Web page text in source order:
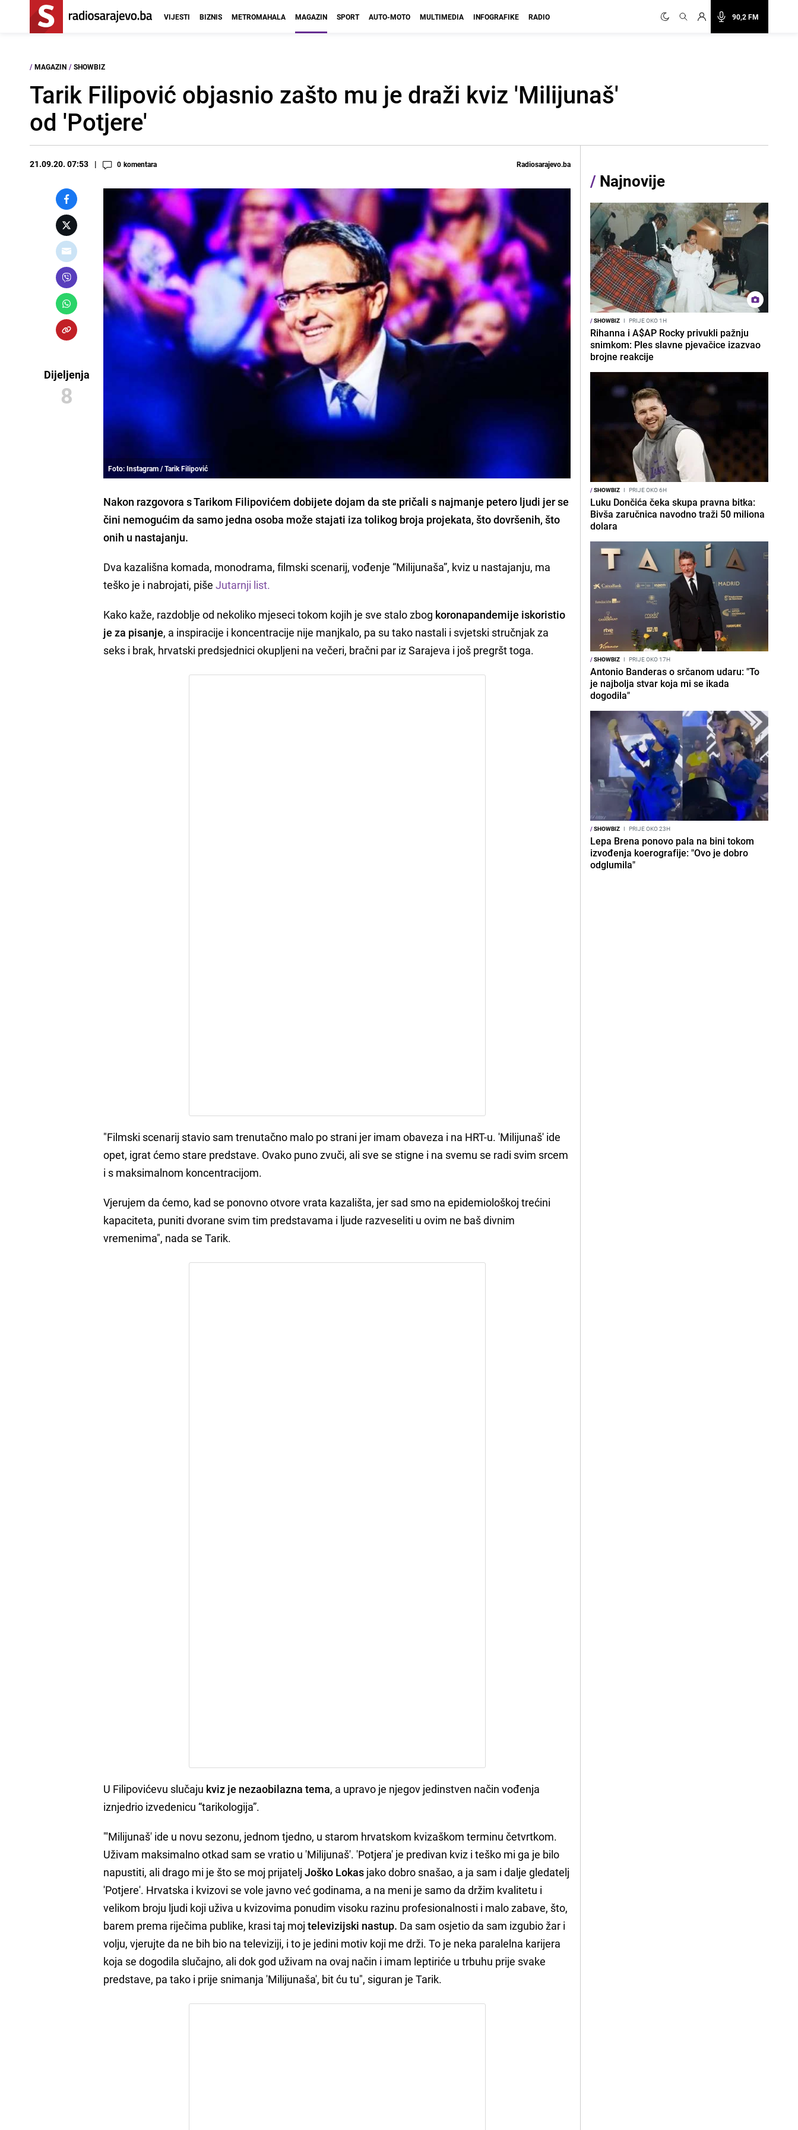
90,2 FM
VIJESTI BIZNIS METROMAHALA MAGAZIN SPORT AUTO-MOTO MULTIMEDIA INFOGRAFIKE RADIO
/ MAGAZIN / SHOWBIZ
Tarik Filipović objasnio zašto mu je draži kviz 'Milijunaš'
od 'Potjere'
21.09.20. 07:53 0 komentara Radiosarajevo.ba
Dijeljenja
8
Foto: Instagram / Tarik Filipović
Nakon razgovora sTarikom Filipovićem dobijete dojam da ste pričali s najmanje petero ljudi jer se
čini nemogućim da samo jedna osoba može stajati iza tolikog broja projekata, što dovršenih, što
onih u nastajanju.
Dva kazališna komada, monodrama, filmski scenarij, vođenje “Milijunaša”, kviz u nastajanju, ma
teško je i nabrojati, pišeJutarnji list.
Kako kaže, razdoblje od nekoliko mjeseci tokom kojih je sve stalo zbog koronapandemije iskoristio
je za pisanje, a inspiracije i koncentracije nije manjkalo, pa su tako nastali i svjetski stručnjak za
seks i brak, hrvatski predsjednici okupljeni na večeri, bračni par iz Sarajeva i još pregršt toga.
"Filmski scenarij stavio sam trenutačno malo po strani jer imam obaveza i na HRT-u. 'Milijunaš' ide
opet, igrat ćemo stare predstave. Ovako puno zvuči, ali sve se stigne i na svemu se radi svim srcem
i s maksimalnom koncentracijom.
Vjerujem da ćemo, kad se ponovno otvore vrata kazališta, jer sad smo na epidemiološkoj trećini
kapaciteta, puniti dvorane svim tim predstavama i ljude razveseliti u ovim ne baš divnim
vremenima", nada se Tarik.
U Filipovićevu slučaju kviz je nezaobilazna tema, a upravo je njegov jedinstven način vođenja
iznjedrio izvedenicu “tarikologija”.
"'Milijunaš' ide u novu sezonu, jednom tjedno, u starom hrvatskom kvizaškom terminu četvrtkom.
Uživam maksimalno otkad sam se vratio u 'Milijunaš'. 'Potjera' je predivan kviz i teško mi ga je bilo
napustiti, ali drago mi je što se moj prijateljJoško Lokas jako dobro snašao, a ja sam i dalje gledatelj
'Potjere'. Hrvatska i kvizovi se vole javno već godinama, a na meni je samo da držim kvalitetu i
velikom broju ljudi koji uživa u kvizovima ponudim visoku razinu profesionalnosti i malo zabave, što,
barem prema riječima publike, krasi taj mojtelevizijski nastup. Da sam osjetio da sam izgubio žar i
volju, vjerujte da ne bih bio na televiziji, i to je jedini motiv koji me drži. To je neka paralelna karijera
koja se dogodila slučajno, ali dok god uživam na ovaj način i imam leptiriće u trbuhu prije svake
predstave, pa tako i prije snimanja 'Milijunaša', bit ću tu", siguran je Tarik.
/ Najnovije
/SHOWBIZ I PRIJE OKO 1H
Rihanna i A$AP Rocky privukli pažnju
snimkom: Ples slavne pjevačice izazvao
brojne reakcije
/SHOWBIZ I PRIJE OKO 6H
Luku Dončića čeka skupa pravna bitka:
Bivša zaručnica navodno traži 50 miliona
dolara
/SHOWBIZ I PRIJE OKO 17H
Antonio Banderas o srčanom udaru: "To
je najbolja stvar koja mi se ikada
dogodila"
/SHOWBIZ I PRIJE OKO 23H
Lepa Brena ponovo pala na bini tokom
izvođenja koerografije: "Ovo je dobro
odglumila"